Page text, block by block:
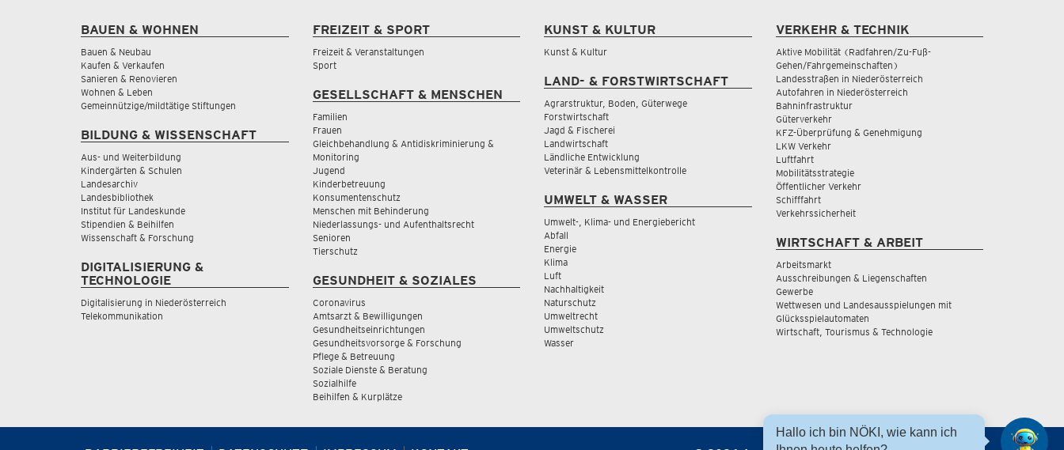
BAUEN & WOHNEN
Bauen & Neubau
Kaufen & Verkaufen
Sanieren & Renovieren
Wohnen & Leben
Gemeinnützige/mildtätige Stiftungen
BILDUNG & WISSENSCHAFT
Aus- und Weiterbildung
Kindergärten & Schulen
Landesarchiv
Landesbibliothek
Institut für Landeskunde
Stipendien & Beihilfen
Wissenschaft & Forschung
DIGITALISIERUNG &
TECHNOLOGIE
Digitalisierung in Niederösterreich
Telekommunikation
FREIZEIT & SPORT
Freizeit & Veranstaltungen
Sport
GESELLSCHAFT & MENSCHEN
Familien
Frauen
Gleichbehandlung & Antidiskriminierung &
Monitoring
Jugend
Kinderbetreuung
Konsumentenschutz
Menschen mit Behinderung
Niederlassungs- und Aufenthaltsrecht
Senioren
Tierschutz
GESUNDHEIT & SOZIALES
Coronavirus
Amtsarzt & Bewilligungen
Gesundheitseinrichtungen
Gesundheitsvorsorge & Forschung
Pflege & Betreuung
Soziale Dienste & Beratung
Sozialhilfe
Beihilfen & Kurplätze
KUNST & KULTUR
Kunst & Kultur
LAND- & FORSTWIRTSCHAFT
Agrarstruktur, Boden, Güterwege
Forstwirtschaft
Jagd & Fischerei
Landwirtschaft
Ländliche Entwicklung
Veterinär & Lebensmittelkontrolle
UMWELT & WASSER
Umwelt-, Klima- und Energiebericht
Abfall
Energie
Klima
Luft
Nachhaltigkeit
Naturschutz
Umweltrecht
Umweltschutz
Wasser
VERKEHR & TECHNIK
Aktive Mobilität (Radfahren/Zu-Fuß-
Gehen/Fahrgemeinschaften)
Landesstraßen in Niederösterreich
Autofahren in Niederösterreich
Bahninfrastruktur
Güterverkehr
KFZ-Überprüfung & Genehmigung
LKW Verkehr
Luftfahrt
Mobilitätsstrategie
Öffentlicher Verkehr
Schifffahrt
Verkehrssicherheit
WIRTSCHAFT & ARBEIT
Arbeitsmarkt
Ausschreibungen & Liegenschaften
Gewerbe
Wettwesen und Landesausspielungen mit
Glücksspielautomaten
Wirtschaft, Tourismus & Technologie
Hallo ich bin NÖKI, wie kann ich